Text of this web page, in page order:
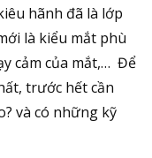
hãnh đã là lớp
là kiểu mắt phù
cảm của mắt,… Để
trước hết cần
và có những kỹ